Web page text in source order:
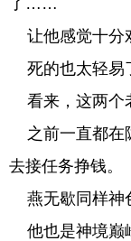
了……
让他感觉十分
死的也太轻易
看来，这两个
之前一直都在
去接任务挣钱。
燕无歇同样神
他也是神境巅